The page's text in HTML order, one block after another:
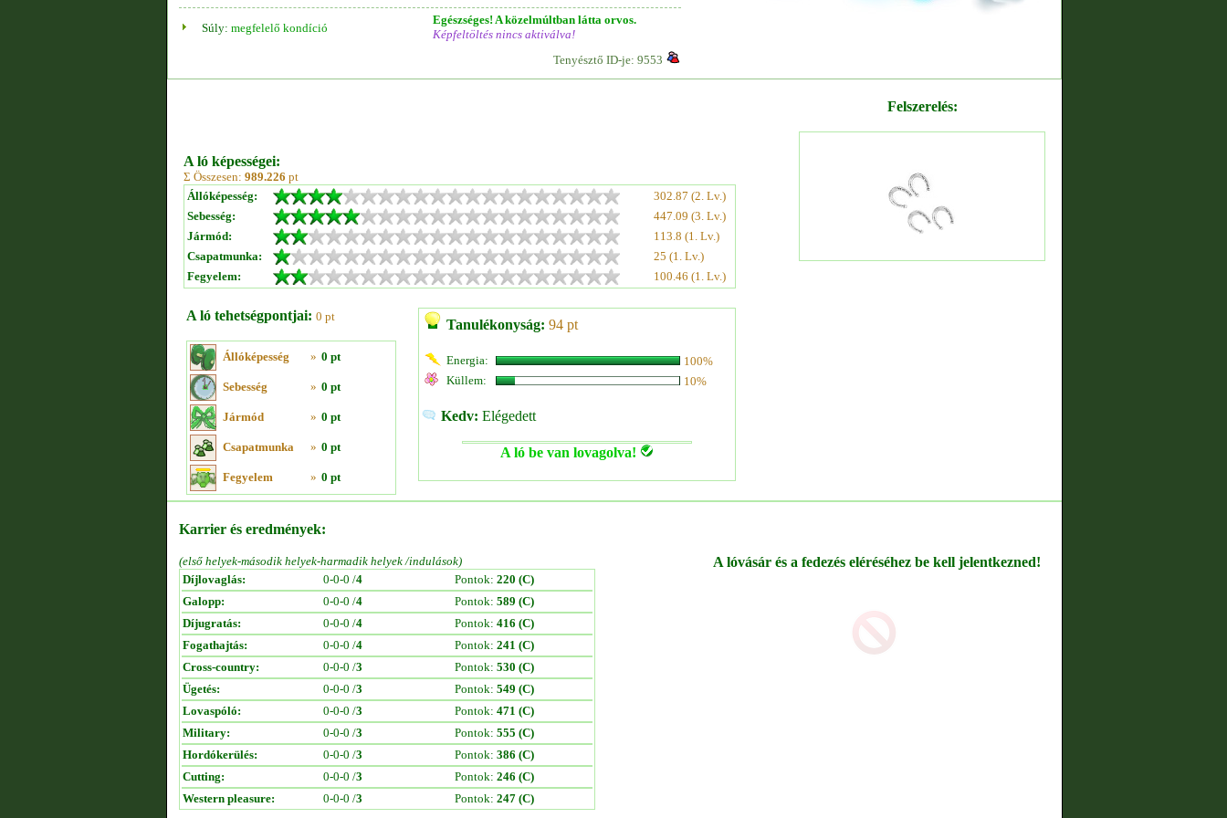
Súly: megfelelő kondíció
Egészséges! A közelmúltban látta orvos.
Képfeltöltés nincs aktiválva!
Tenyésztő ID-je: 9553
A ló képességei:
Σ Összesen: 989.226 pt
Állóképesség:
302.87 (2. Lv.)
Sebesség:
447.09 (3. Lv.)
Jármód:
113.8 (1. Lv.)
Csapatmunka:
25 (1. Lv.)
Fegyelem:
100.46 (1. Lv.)
A ló tehetségpontjai: 0 pt
Állóképesség » 0 pt
Sebesség » 0 pt
Jármód » 0 pt
Csapatmunka » 0 pt
Fegyelem » 0 pt
Tanulékonyság: 94 pt
Energia:
100%
Küllem:
10%
Kedv: Elégedett
A ló be van lovagolva!
Felszerelés:
Karrier és eredmények:
(első helyek-második helyek-harmadik helyek /indulások)
Díjlovaglás:
0-0-0 /4 Pontok: 220 (C)
Galopp:
0-0-0 /4 Pontok: 589 (C)
Díjugratás:
0-0-0 /4 Pontok: 416 (C)
Fogathajtás:
0-0-0 /4 Pontok: 241 (C)
Cross-country:
0-0-0 /3 Pontok: 530 (C)
Ügetés:
0-0-0 /3 Pontok: 549 (C)
Lovaspóló:
0-0-0 /3 Pontok: 471 (C)
Military:
0-0-0 /3 Pontok: 555 (C)
Hordókerülés:
0-0-0 /3 Pontok: 386 (C)
Cutting:
0-0-0 /3 Pontok: 246 (C)
Western pleasure:
0-0-0 /3 Pontok: 247 (C)
A lóvásár és a fedezés eléréséhez be kell jelentkezned!